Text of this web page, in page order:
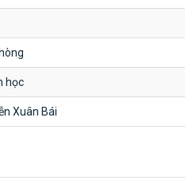
học
Xuân Bái